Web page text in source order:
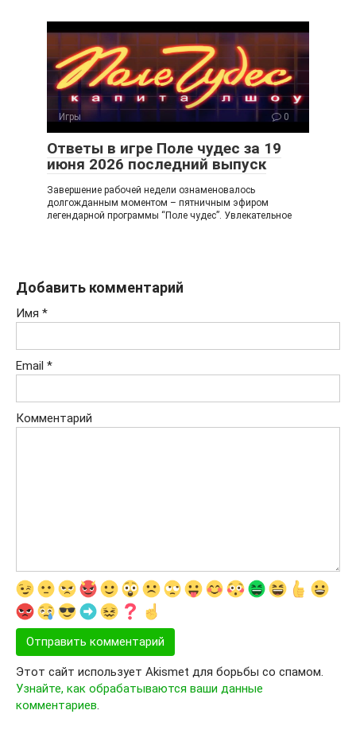
Игры 0
Ответы в игре Поле чудес за 19
июня 2026 последний выпуск
Завершение рабочей недели ознаменовалось
долгожданным моментом – пятничным эфиром
легендарной программы “Поле чудес”. Увлекательное
Добавить комментарий
Имя *
Email *
Комментарий
Этот сайт использует Akismet для борьбы со спамом.
Узнайте, как обрабатываются ваши данные
комментариев.